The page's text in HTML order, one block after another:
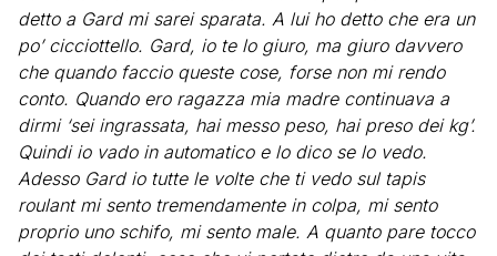
detto a Gard mi sarei sparata. A lui ho detto che era un
po’ cicciottello. Gard, io te lo giuro, ma giuro davvero
che quando faccio queste cose, forse non mi rendo
conto. Quando ero ragazza mia madre continuava a
dirmi ‘sei ingrassata, hai messo peso, hai preso dei kg’.
Quindi io vado in automatico e lo dico se lo vedo.
Adesso Gard io tutte le volte che ti vedo sul tapis
roulant mi sento tremendamente in colpa, mi sento
proprio uno schifo, mi sento male. A quanto pare tocco